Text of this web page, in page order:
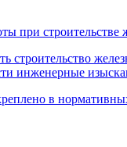
при строительстве
строительство
инженерные
в